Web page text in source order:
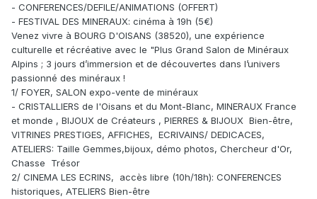
- CONFERENCES/DEFILE/ANIMATIONS (OFFERT)
- FESTIVAL DES MINERAUX: cinéma à 19h (5€)
Venez vivre à BOURG D'OISANS (38520), une expérience
culturelle et récréative avec le "Plus Grand Salon de Minéraux
Alpins ; 3 jours d’immersion et de découvertes dans l’univers
passionné des minéraux !
1/ FOYER, SALON expo-vente de minéraux
- CRISTALLIERS de l'Oisans et du Mont-Blanc, MINERAUX France
et monde , BIJOUX de Créateurs , PIERRES & BIJOUX Bien-être,
VITRINES PRESTIGES, AFFICHES, ECRIVAINS/ DEDICACES,
ATELIERS: Taille Gemmes,bijoux, démo photos, Chercheur d'Or,
Chasse Trésor
2/ CINEMA LES ECRINS, accès libre (10h/18h): CONFERENCES
historiques, ATELIERS Bien-être